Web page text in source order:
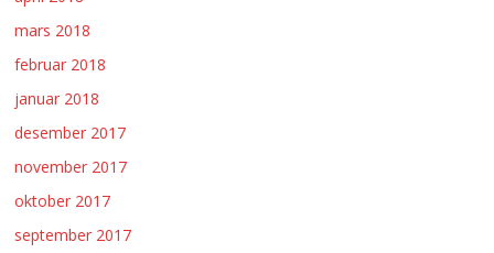
mars 2018
februar 2018
januar 2018
desember 2017
november 2017
oktober 2017
september 2017